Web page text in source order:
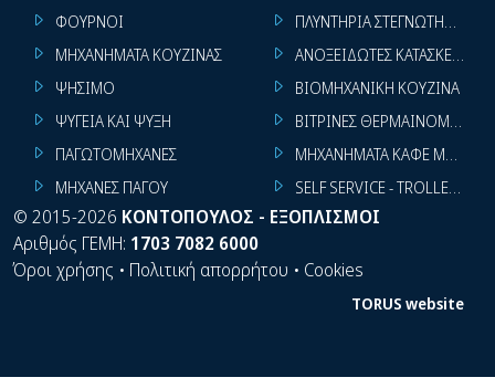
ΦΟΥΡΝΟΙ
ΜΗΧΑΝΗΜΑΤΑ ΚΟΥΖΙΝΑΣ
ΨΗΣΙΜΟ
ΨΥΓΕΙΑ ΚΑΙ ΨΥΞΗ
ΠΑΓΩΤΟΜΗΧΑΝΕΣ
ΜΗΧΑΝΕΣ ΠΑΓΟΥ
ΠΛΥΝΤΗΡΙΑ ΣΤΕΓΝΩΤΗΡΙΑ
ΑΝΟΞΕΙΔΩΤΕΣ ΚΑΤΑΣΚΕΥΕΣ
ΒΙΟΜΗΧΑΝΙΚΗ ΚΟΥΖΙΝΑ
ΒΙΤΡΙΝΕΣ ΘΕΡΜΑΙΝΟΜΕΝΕΣ
ΜΗΧΑΝΗΜΑΤΑ ΚΑΦΕ ΜΠΑΡ
SELF SERVICE - TROLLEY -
© 2015-2026 ΚΟΝΤΟΠΟΥΛΟΣ - ΕΞΟΠΛΙΣΜΟΙ
Αριθμός ΓΕΜΗ: 1703 7082 6000
Όροι χρήσης • Πολιτική απορρήτου • Cookies
TORUS website